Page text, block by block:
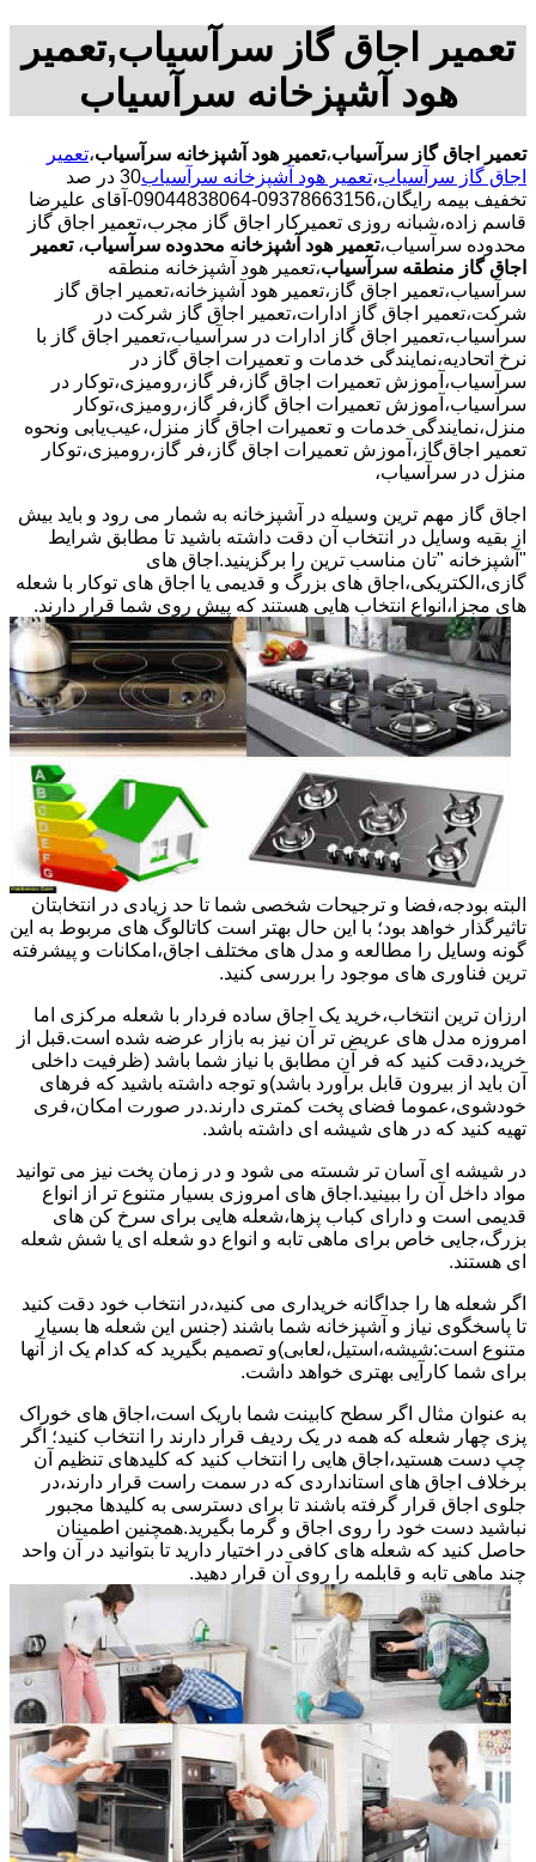
تعمیر اجاق گاز سرآسیاب,تعمیر
هود آشپزخانه سرآسیاب
تعمیر اجاق گاز سرآسیاب،تعمیر هود آشپزخانه سرآسیاب،تعمیر
اجاق گاز سرآسیاب،تعمیر هود آشپزخانه سرآسیاب
30 در صد
تخفیف بیمه رایگان،09378663156-09044838064-آقای علیرضا
قاسم زاده،شبانه روزی تعمیرکار اجاق گاز مجرب،تعمیر اجاق گاز
محدوده سرآسیاب،تعمیر هود آشپزخانه محدوده سرآسیاب، تعمیر
اجاق گاز منطقه سرآسیاب،تعمیر هود آشپزخانه منطقه
سرآسیاب،تعمیر اجاق گاز،تعمیر هود آشپزخانه،تعمیر اجاق گاز
شرکت،تعمیر اجاق گاز ادارات،تعمیر اجاق گاز شرکت در
سرآسیاب،تعمیر اجاق گاز ادارات در سرآسیاب،تعمیر اجاق گاز با
نرخ اتحادیه،نمایندگی خدمات و تعمیرات اجاق گاز در
سرآسیاب،آموزش تعمیرات اجاق گاز،فر گاز،رومیزی،توکار در
سرآسیاب،آموزش تعمیرات اجاق گاز،فر گاز،رومیزی،توکار
منزل،نمایندگی خدمات و تعمیرات اجاق گاز منزل،عیب‌یابی ونحوه
تعمیر اجاق‌گاز،آموزش تعمیرات اجاق گاز،فر گاز،رومیزی،توکار
منزل در سرآسیاب،
اجاق گاز مهم ترین وسیله در آشپزخانه به شمار می رود و باید بیش
از بقیه وسایل در انتخاب آن دقت داشته باشید تا مطابق شرایط
"آشپزخانه "تان مناسب ترین را برگزینید.اجاق های
گازی،الکتریکی،اجاق های بزرگ و قدیمی یا اجاق های توکار با شعله
های مجزا،انواع انتخاب هایی هستند که پیش روی شما قرار دارند.
البته بودجه،فضا و ترجیحات شخصی شما تا حد زیادی در انتخابتان
تاثیرگذار خواهد بود؛ با این حال بهتر است کاتالوگ های مربوط به این
گونه وسایل را مطالعه و مدل های مختلف اجاق،امکانات و پیشرفته
ترین فناوری های موجود را بررسی کنید.
ارزان ترین انتخاب،خرید یک اجاق ساده فردار با شعله مرکزی اما
امروزه مدل های عریض تر آن نیز به بازار عرضه شده است.قبل از
خرید،دقت کنید که فر آن مطابق با نیاز شما باشد (ظرفیت داخلی
آن باید از بیرون قابل برآورد باشد)و توجه داشته باشید که فرهای
خودشوی،عموما فضای پخت کمتری دارند.در صورت امکان،فری
تهیه کنید که در های شیشه ای داشته باشد.
در شیشه ای آسان تر شسته می شود و در زمان پخت نیز می توانید
مواد داخل آن را ببینید.اجاق های امروزی بسیار متنوع تر از انواع
قدیمی است و دارای کباب پزها،شعله هایی برای سرخ کن های
بزرگ،جایی خاص برای ماهی تابه و انواع دو شعله ای یا شش شعله
ای هستند.
اگر شعله ها را جداگانه خریداری می کنید،در انتخاب خود دقت کنید
تا پاسخگوی نیاز و آشپزخانه شما باشند (جنس این شعله ها بسیار
متنوع است:شیشه،استیل،لعابی)و تصمیم بگیرید که کدام یک از آنها
برای شما کارآیی بهتری خواهد داشت.
به عنوان مثال اگر سطح کابینت شما باریک است،اجاق های خوراک
پزی چهار شعله که همه در یک ردیف قرار دارند را انتخاب کنید؛ اگر
چپ دست هستید،اجاق هایی را انتخاب کنید که کلیدهای تنظیم آن
برخلاف اجاق های استانداردی که در سمت راست قرار دارند،در
جلوی اجاق قرار گرفته باشند تا برای دسترسی به کلیدها مجبور
نباشید دست خود را روی اجاق و گرما بگیرید.همچنین اطمینان
حاصل کنید که شعله های کافی در اختیار دارید تا بتوانید در آن واحد
چند ماهی تابه و قابلمه را روی آن قرار دهید.